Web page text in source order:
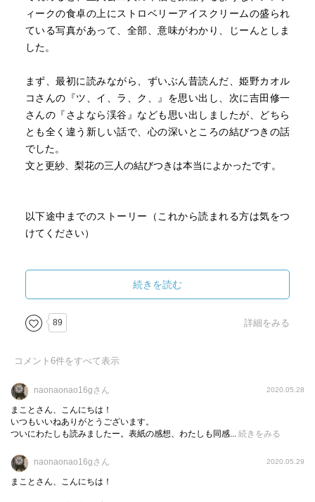
ィークの食卓の上にストロベリーアイスクリームの盛られ
ている写真があって、全部、意味がわかり、じーんとしま
した。
まず、最初に読みながら、ずいぶん昔読んだ、姫野カオル
コさんの『ツ、イ、ラ、ク、』を思い出し、次に吉田修一
さんの『さよなら渓谷』なども思い出しましたが、どちら
とも全く違う新しい話で、心の深いところの結びつきの話
でした。
文と更紗、梨花の三人の結びつきは本当によかったです。
以下途中までのストーリー（これから読まれる方は気をつ
けてください）
亡くした寂しさを埋めるために恋人とどこかへ行ってしま
い、伯母の家に引き取られます。
そこには更紗の、大好きだった父母の思い出のものは何ひ
とつなく、大嫌いな従兄の孝弘にわいせつ行為を強要され
そんな時、公園でみかけるロリコンと噂される佐伯文とい
う１９歳の大学生の家についていき、更紗は父母との思い
出をそこで再現し、再び更紗は自由を手に入れ、帰りたく
なくなります。文は更紗に嫌なことは何ひとつせず、好き
そんな楽しい夢のような２カ月が過ぎて、二人が動物園に
続きを読む
89 詳細をみる
コメント 6件をすべて表示
naonaonao16gさん 2020.05.28
まことさん、こんにちは！
いつもいいねありがとうございます。
ついにわたしも読みましたー。表紙の感想、わたしも同感... 続きをみる
naonaonao16gさん 2020.05.29
まことさん、こんにちは！